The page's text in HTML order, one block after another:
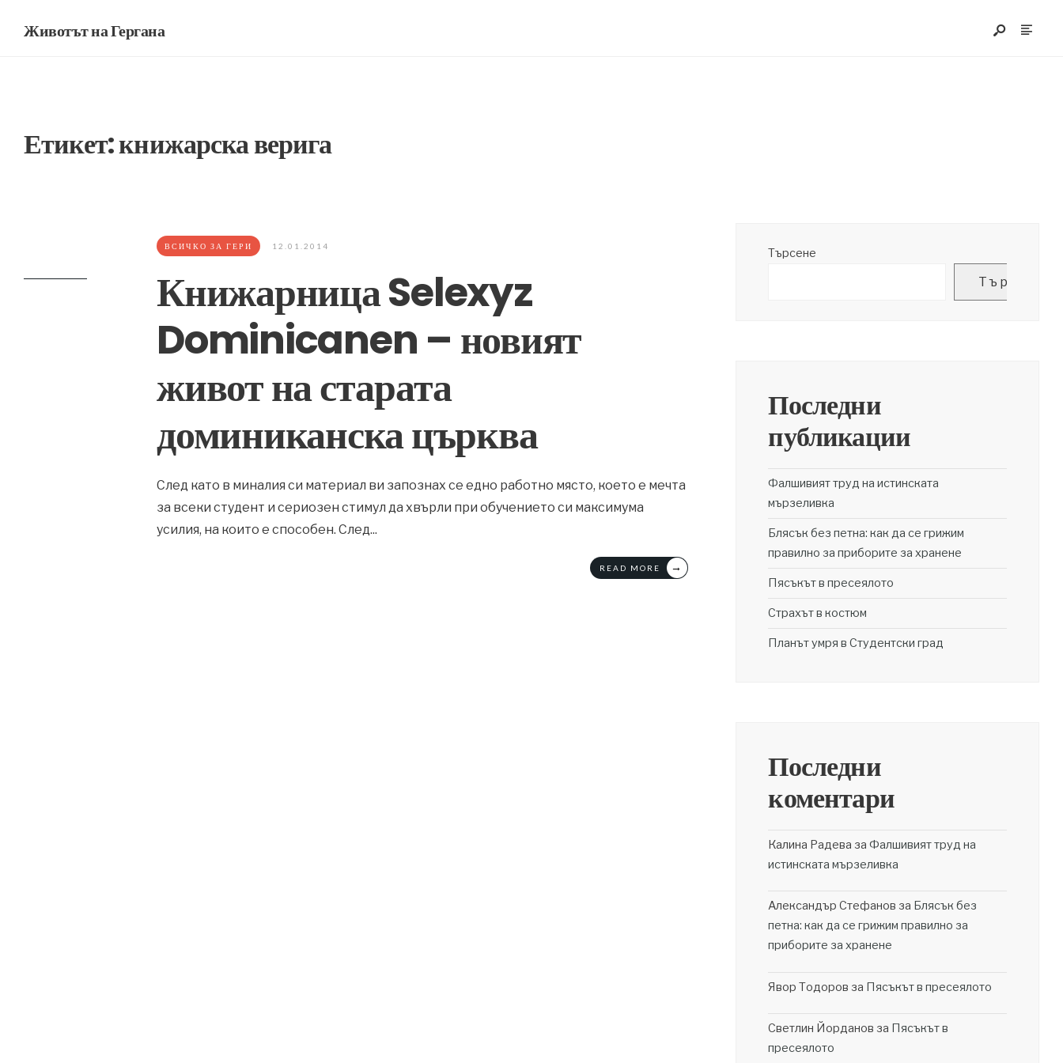
Животът на Гергана
Етикет:книжарска верига
ВСИЧКО ЗА ГЕРИ 12.01.2014
Книжарница Selexyz
Dominicanen – новият
живот на старата
доминиканска църква
След като в миналия си материал ви запознах се едно работно място, което е мечта
за всеки студент и сериозен стимул да хвърли при обучението си максимума
усилия, на които е способен. След...
READ MORE →
Търсене
Търсене
Последни
публикации
Фалшивият труд на истинската
мързеливка
Блясък без петна: как да се грижим
правилно за приборите за хранене
Пясъкът в пресеялото
Страхът в костюм
Планът умря в Студентски град
Последни
коментари
Калина Радева заФалшивият труд на
истинската мързеливка
Александър Стефанов за Блясък без
петна: как да се грижим правилно за
приборите за хранене
Явор Тодоров за Пясъкът в пресеялото
Светлин Йорданов за Пясъкът в
пресеялото